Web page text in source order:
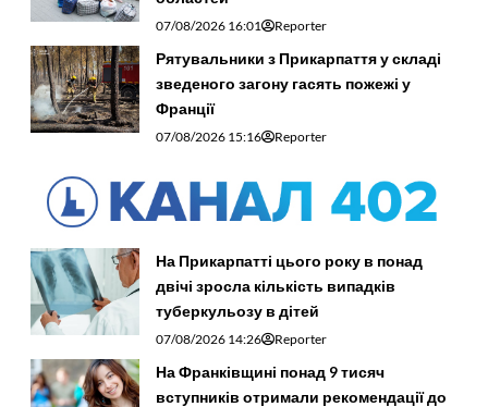
07/08/2026 16:01 Reporter
Рятувальники з Прикарпаття у складі
зведеного загону гасять пожежі у
Франції
07/08/2026 15:16 Reporter
На Прикарпатті цього року в понад
двічі зросла кількість випадків
туберкульозу в дітей
07/08/2026 14:26 Reporter
На Франківщині понад 9 тисяч
вступників отримали рекомендації до